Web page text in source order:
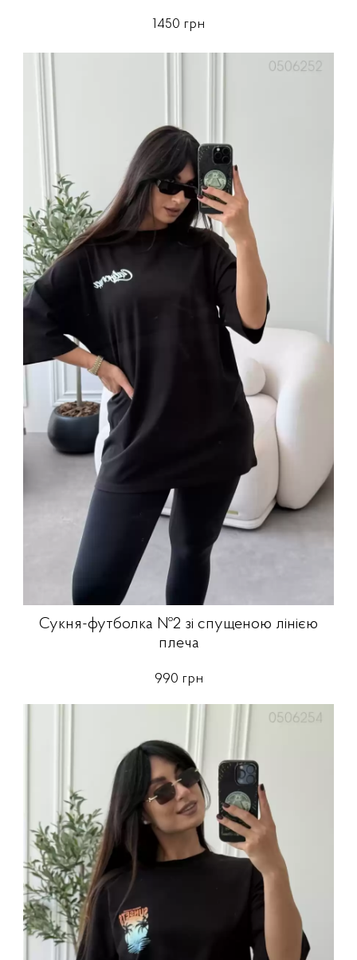
1450 грн
Сукня-футболка №2 зі спущеною лінією
плеча
990 грн